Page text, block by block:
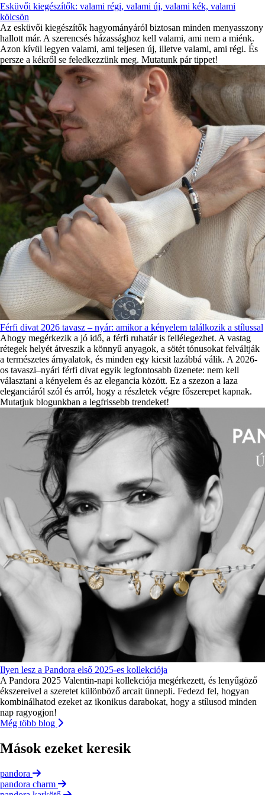
Esküvői kiegészítők: valami régi, valami új, valami kék, valami
kölcsön
Az esküvői kiegészítők hagyományáról biztosan minden menyasszony
hallott már. A szerencsés házassághoz kell valami, ami nem a miénk.
Azon kívül legyen valami, ami teljesen új, illetve valami, ami régi. És
persze a kékről se feledkezzünk meg. Mutatunk pár tippet!
Férfi divat 2026 tavasz – nyár: amikor a kényelem találkozik a stílussal
Ahogy megérkezik a jó idő, a férfi ruhatár is fellélegezhet. A vastag
rétegek helyét átveszik a könnyű anyagok, a sötét tónusokat felváltják
a természetes árnyalatok, és minden egy kicsit lazábbá válik. A 2026-
os tavaszi–nyári férfi divat egyik legfontosabb üzenete: nem kell
választani a kényelem és az elegancia között. Ez a szezon a laza
eleganciáról szól és arról, hogy a részletek végre főszerepet kapnak.
Mutatjuk blogunkban a legfrissebb trendeket!
Ilyen lesz a Pandora első 2025-es kollekciója
A Pandora 2025 Valentin-napi kollekciója megérkezett, és lenyűgöző
ékszereivel a szeretet különböző arcait ünnepli. Fedezd fel, hogyan
kombinálhatod ezeket az ikonikus darabokat, hogy a stílusod minden
nap ragyogjon!
Még több blog
Mások ezeket keresik
pandora
pandora charm